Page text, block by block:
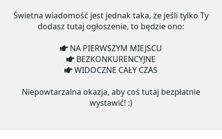
Świetna wiadomość jest jednak taka, że jeśli tylko Ty
dodasz tutaj ogłoszenie, to będzie ono:
NA PIERWSZYM MIEJSCU
BEZKONKURENCYJNE
WIDOCZNE CAŁY CZAS
Niepowtarzalna okazja, aby coś tutaj bezpłatnie
wystawić! :)